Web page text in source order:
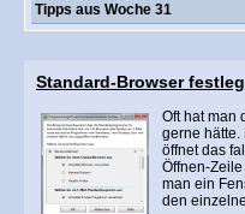
Tipps aus Woche 31
Standard-Browser
Oft hat man
gerne hätte.
öffnet das
Öffnen-
man ein
den